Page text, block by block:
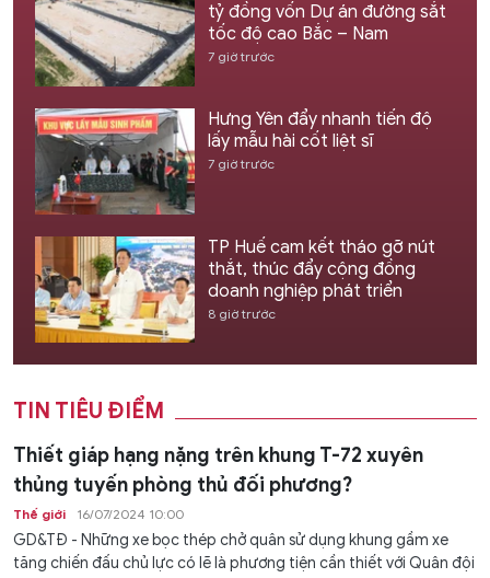
tỷ đồng vốn Dự án đường sắt
tốc độ cao Bắc – Nam
7 giờ trước
Hưng Yên đẩy nhanh tiến độ
lấy mẫu hài cốt liệt sĩ
7 giờ trước
TP Huế cam kết tháo gỡ nút
thắt, thúc đẩy cộng đồng
doanh nghiệp phát triển
8 giờ trước
TIN TIÊU ĐIỂM
Thiết giáp hạng nặng trên khung T-72 xuyên
thủng tuyến phòng thủ đối phương?
Thế giới 16/07/2024 10:00
GD&TĐ - Những xe bọc thép chở quân sử dụng khung gầm xe
tăng chiến đấu chủ lực có lẽ là phương tiện cần thiết với Quân đội